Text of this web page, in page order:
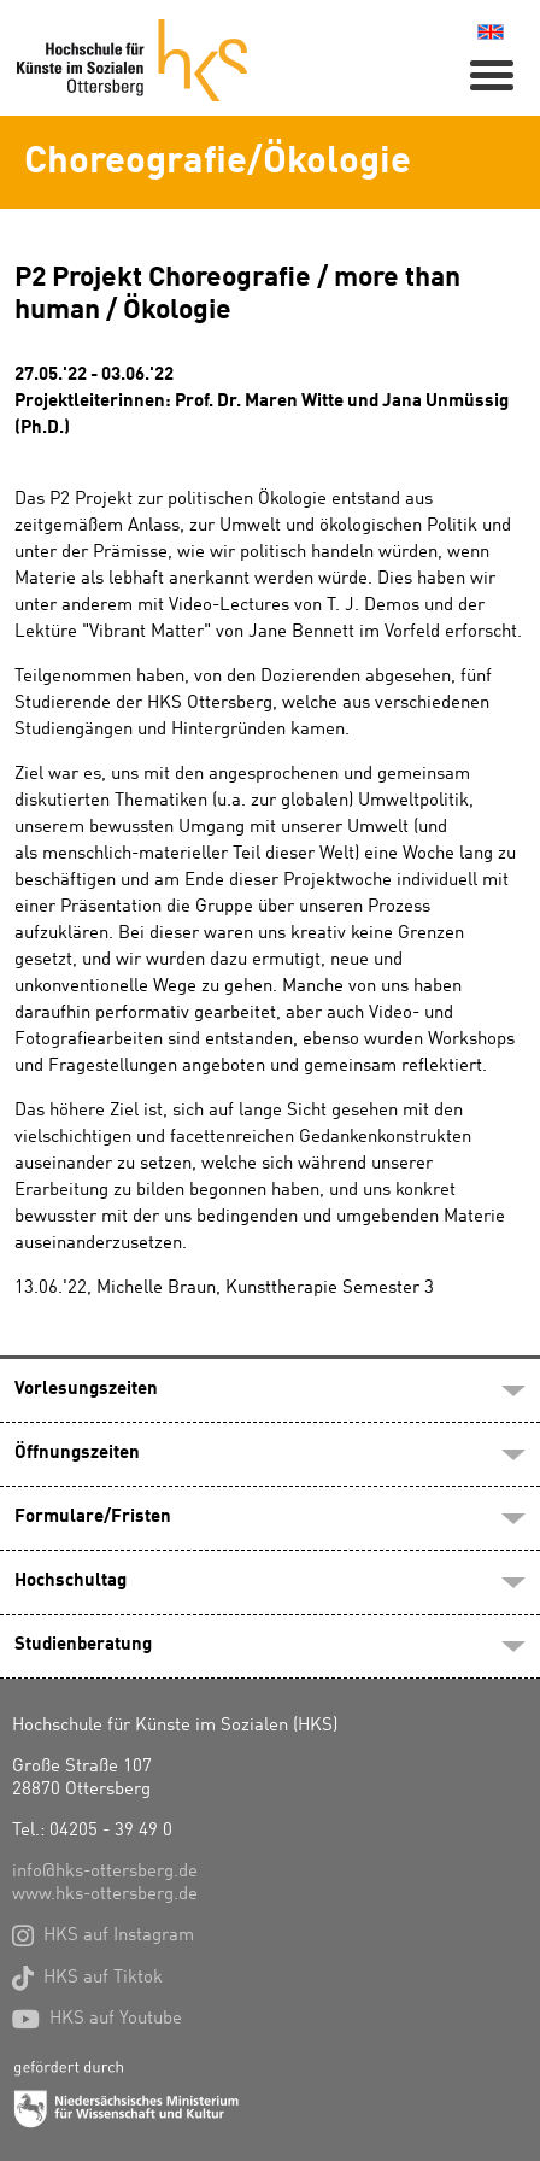
Choreografie/Ökologie
P2 Projekt Choreografie / more than
human / Ökologie
27.05.'22 - 03.06.'22
Projektleiterinnen: Prof. Dr. Maren Witte und Jana Unmüssig
(Ph.D.)
Das P2 Projekt zur politischen Ökologie entstand aus
zeitgemäßem Anlass, zur Umwelt und ökologischen Politik und
unter der Prämisse, wie wir politisch handeln würden, wenn
Materie als lebhaft anerkannt werden würde. Dies haben wir
unter anderem mit Video-Lectures von T. J. Demos und der
Lektüre "Vibrant Matter" von Jane Bennett im Vorfeld erforscht.
Teilgenommen haben, von den Dozierenden abgesehen, fünf
Studierende der HKS Ottersberg, welche aus verschiedenen
Studiengängen und Hintergründen kamen.
Ziel war es, uns mit den angesprochenen und gemeinsam
diskutierten Thematiken (u.a. zur globalen) Umweltpolitik,
unserem bewussten Umgang mit unserer Umwelt (und
als menschlich-materieller Teil dieser Welt) eine Woche lang zu
beschäftigen und am Ende dieser Projektwoche individuell mit
einer Präsentation die Gruppe über unseren Prozess
aufzuklären. Bei dieser waren uns kreativ keine Grenzen
gesetzt, und wir wurden dazu ermutigt, neue und
unkonventionelle Wege zu gehen. Manche von uns haben
daraufhin performativ gearbeitet, aber auch Video- und
Fotografiearbeiten sind entstanden, ebenso wurden Workshops
und Fragestellungen angeboten und gemeinsam reflektiert.
Das höhere Ziel ist, sich auf lange Sicht gesehen mit den
vielschichtigen und facettenreichen Gedankenkonstrukten
auseinander zu setzen, welche sich während unserer
Erarbeitung zu bilden begonnen haben, und uns konkret
bewusster mit der uns bedingenden und umgebenden Materie
auseinanderzusetzen.
13.06.'22, Michelle Braun, Kunsttherapie Semester 3
Vorlesungszeiten
Öffnungszeiten
Formulare/Fristen
Hochschultag
Studienberatung
Hochschule für Künste im Sozialen (HKS)
Große Straße 107
28870 Ottersberg
Tel.: 04205 - 39 49 0
info@hks-ottersberg.de
www.hks-ottersberg.de
 HKS auf Instagram
 HKS auf Tiktok
 HKS auf Youtube